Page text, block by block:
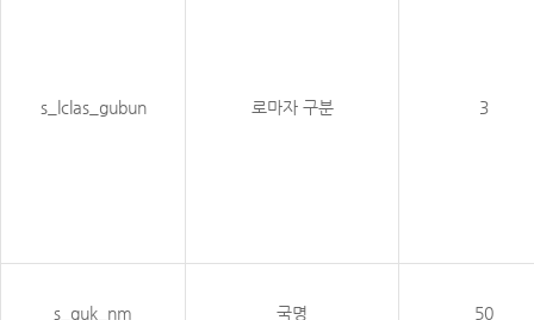
s_lclas_gubun 로마자 구분 3
s_guk_nm 국명 50